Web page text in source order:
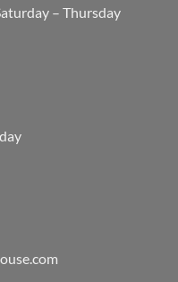
– Thursday